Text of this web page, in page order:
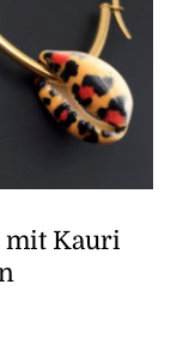
mit Kauri